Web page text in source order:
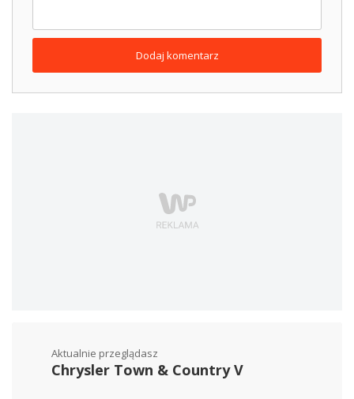
Dodaj komentarz
Aktualnie przeglądasz
Chrysler Town & Country V